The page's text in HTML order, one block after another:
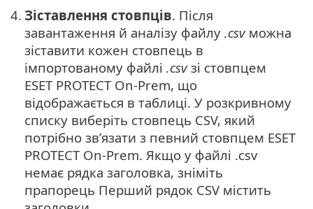
4. Зіставлення стовпців. Після
завантаження й аналізу файлу .csvможна
зіставити кожен стовпець в
імпортованому файлі .csvзі стовпцем
ESET PROTECT On-Prem, що
відображається в таблиці. У розкривному
списку виберіть стовпець CSV, який
потрібно зв’язати з певний стовпцем ESET
PROTECT On-Prem. Якщо у файлі .csv
немає рядка заголовка, зніміть
прапорець Перший рядок CSV містить